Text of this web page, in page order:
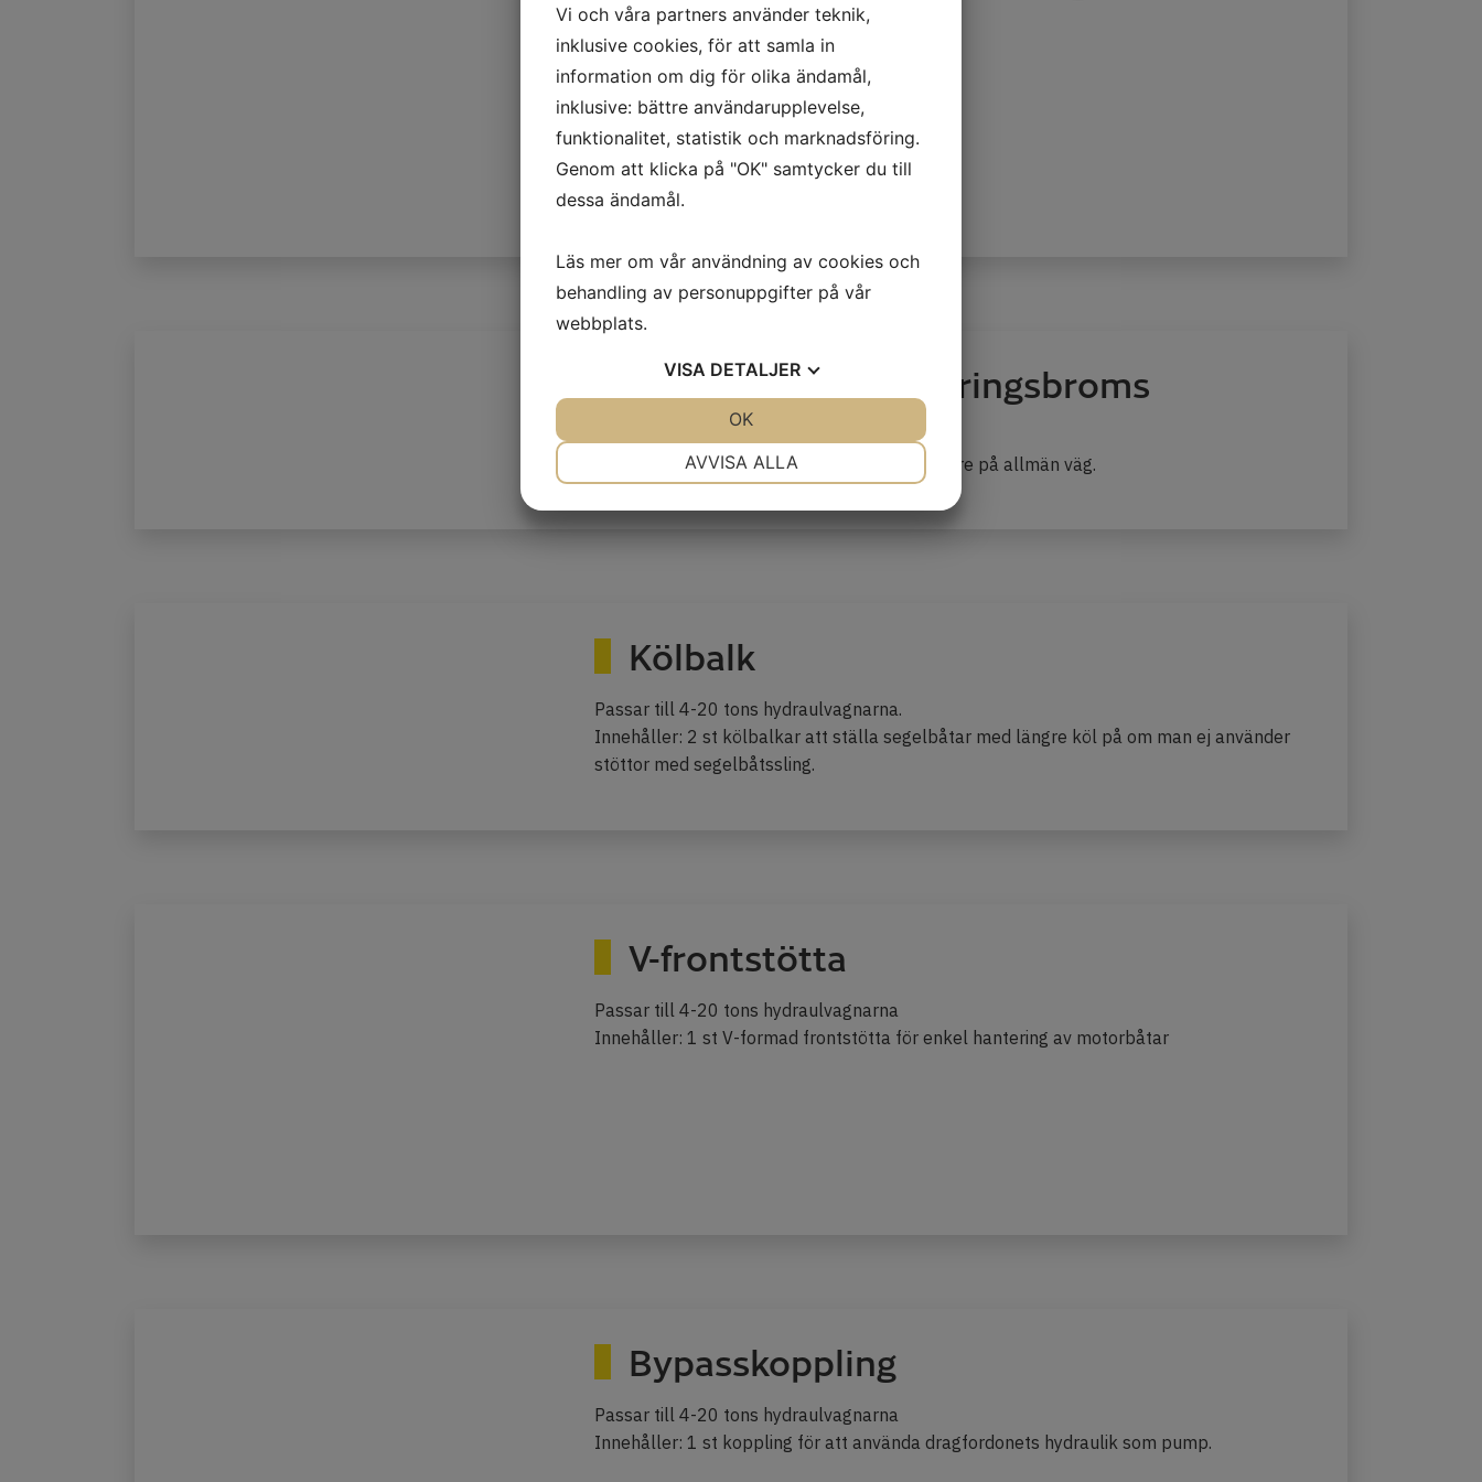
Passar till 4-20 tons hydraulvagnarna
Innehåller: 2 st justerbara stöttor samt sling
Används med fördel tillsammans med gejdrar
Väglysen och parkeringsbroms
Innehåller: Kit för att köra hydraulvagn säkrare på allmän väg.
Kölbalk
Passar till 4-20 tons hydraulvagnarna.
Innehåller: 2 st kölbalkar att ställa segelbåtar med längre köl på om man ej använder
stöttor med segelbåtssling.
V-frontstötta
Passar till 4-20 tons hydraulvagnarna
Innehåller: 1 st V-formad frontstötta för enkel hantering av motorbåtar
Bypasskoppling
Passar till 4-20 tons hydraulvagnarna
Innehåller: 1 st koppling för att använda dragfordonets hydraulik som pump.
Vi och våra partners använder teknik,
inklusive cookies, för att samla in
information om dig för olika ändamål,
inklusive: bättre användarupplevelse,
funktionalitet, statistik och marknadsföring.
Genom att klicka på "OK" samtycker du till
dessa ändamål.
Läs mer om vår användning av cookies och
behandling av personuppgifter på vår
webbplats.
VISA DETALJER
AVVISA ALLA
OK